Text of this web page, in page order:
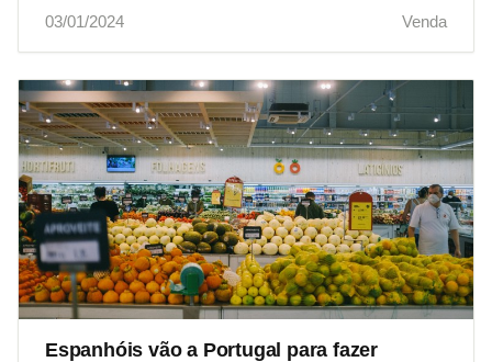
03/01/2024
Venda
Espanhóis vão a Portugal para fazer